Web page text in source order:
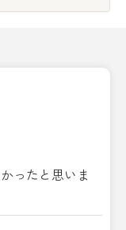
ったと思いま